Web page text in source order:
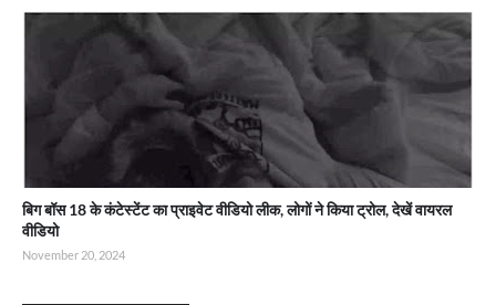
बिग बॉस 18 के कंटेस्टेंट का प्राइवेट वीडियो लीक, लोगों ने किया ट्रोल, देखें वायरल
वीडियो
November 20, 2024